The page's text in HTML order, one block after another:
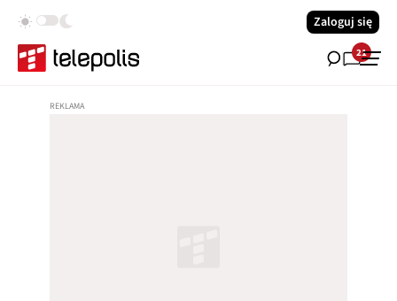
Zaloguj się
21